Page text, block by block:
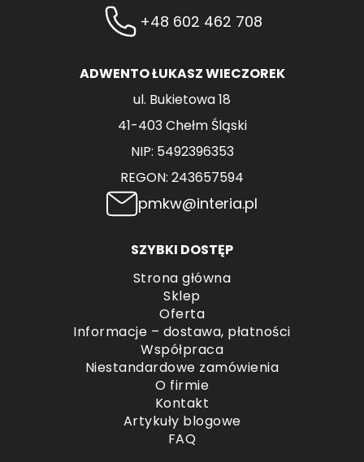
+48 602 462 708
ADWENTO ŁUKASZ WIECZOREK
ul. Bukietowa 18
41-403 Chełm Śląski
NIP: 5492396353
REGON: 243657594
pmkw@interia.pl
SZYBKI DOSTĘP
Strona główna
Sklep
Oferta
Informacje – dostawa, płatności
Współpraca
Niestandardowe zamówienia
O firmie
Kontakt
Artykuły blogowe
FAQ